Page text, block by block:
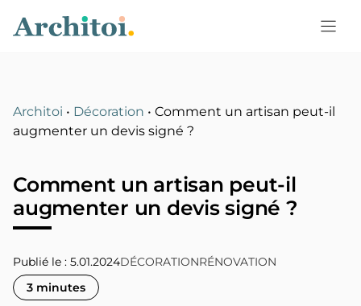
Architoi • Décoration •Comment un artisan peut-il
augmenter un devis signé ?
Comment un artisan peut-il
augmenter un devis signé ?
Publié le : 5.01.2024DÉCORATIONRÉNOVATION
3 minutes